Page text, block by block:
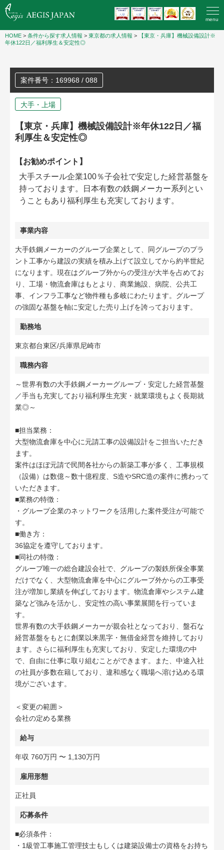
menu
HOME > 条件から探す求人情報 > 東京都の求人情報 >
【東京・兵庫】機械設備設計※
年休122日／福利厚生＆安定性◎
案件番号：169968 / 088
大手・上場
【東京・兵庫】機械設備設計※年休122日／福
利厚生＆安定性◎
【お勧めポイント】
大手スチール企業100％子会社で安定した経営基盤を
持っております。日本有数の鉄鋼メーカー系列とい
うこともあり福利厚生も充実しております。
事業内容
大手鉄鋼メーカーのグループ企業として、同グループのプラ
ント工事から建設の実績を積み上げて設立してから約半世紀
になります。現在はグループ外からの受注が大半を占めてお
り、工場・物流倉庫はもとより、商業施設、病院、公共工
事、インフラ工事など物件種も多岐にわたります。グループ
の強固な基盤を軸に安定した売り上げを誇っております。
勤務地
東京都台東区/兵庫県尼崎市
職務内容
～世界有数の大手鉄鋼メーカーグループ・安定した経営基盤
／手当も充実しており福利厚生充実・就業環境もよく長期就
業◎～
■担当業務：
大型物流倉庫を中心に元請工事の設備設計をご担当いただき
ます。
案件はほぼ元請で民間各社からの新築工事が多く、工事規模
（設備）は数億～数十億程度、S造やSRC造の案件に携わって
いただきます。
■業務の特徴：
・グループ企業のネットワークを活用した案件受注が可能で
す。
■働き方：
36協定を遵守しております。
■同社の特徴：
グループ唯一の総合建設会社で、グループの製鉄所保全事業
だけでなく、大型物流倉庫を中心にグループ外からの工事受
注が増加し業績を伸ばしております。物流倉庫やシステム建
築など強みを活かし、安定性の高い事業展開を行っていま
す。
世界有数の大手鉄鋼メーカーが親会社となっており、盤石な
経営基盤をもとに創業以来黒字・無借金経営を維持しており
ます。さらに福利厚生も充実しており、安定した環境の中
で、自由に仕事に取り組むことができます。また、中途入社
の社員が多数在籍しており、違和感なく職場へ溶け込める環
境がございます。
＜変更の範囲＞
会社の定める業務
給与
年収 760万円 〜 1,130万円
雇用形態
正社員
応募条件
■必須条件：
・1級管工事施工管理技士もしくは建築設備士の資格をお持ち